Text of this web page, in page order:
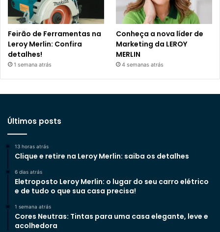
Feirão de Ferramentas na
Leroy Merlin: Confira
detalhes!
1 semana atrás
Conheça a nova líder de
Marketing da LEROY
MERLIN
4 semanas atrás
Últimos posts
13 horas atrás
Clique e retire na Leroy Merlin: saiba os detalhes
6 dias atrás
Eletroposto Leroy Merlin: o lugar do seu carro elétrico
e de tudo o que sua casa precisa!
1 semana atrás
Cores Neutras: Tintas para uma casa elegante, leve e
acolhedora